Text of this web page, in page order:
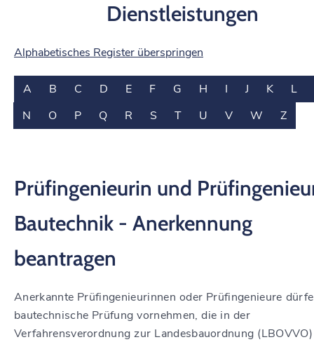
Dienstleistungen
Alphabetisches Register überspringen
A B C D E F G H I J K
L
N
O P Q R S T U V W Z
Prüfingenieurin und
Bautechnik - Anerkennung
beantragen
Anerkannte Prüfingenieurinnen oder Prüfingenieure
bautechnische Prüfung vornehmen, die in der
Verfahrensverordnung zur Landesbauordnung